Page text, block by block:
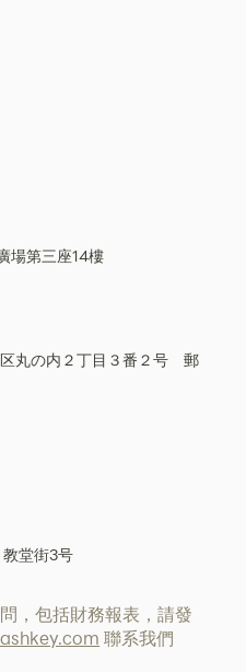
場第三座14樓
丸の内２丁目３番２号 郵
堂街3号
，包括財務報表，請發
聯系我們